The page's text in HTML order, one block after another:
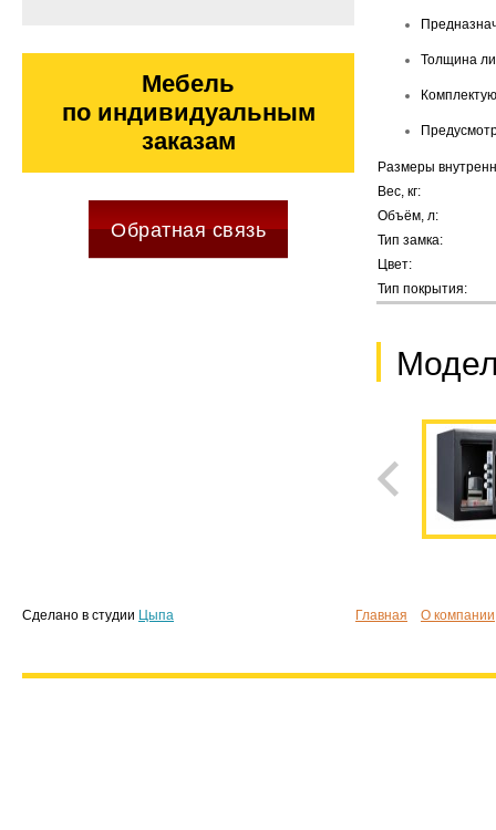
Мебель
по индивидуальным
заказам
Обратная связь
Толщина
Размеры
Вес, кг:
Объём, л:
Тип замка:
Цвет:
Тип покрытия:
Сделано в студии Цыпа Главная О компании